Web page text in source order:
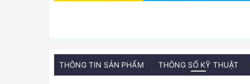
THÔNG TIN SẢN PHẨM THÔNG SỐ KỸ THUẬT